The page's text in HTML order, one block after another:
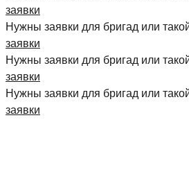
заявки
Нужны заявки для бригад или
заявки
Нужны заявки для бригад или
заявки
Нужны заявки для бригад или
заявки